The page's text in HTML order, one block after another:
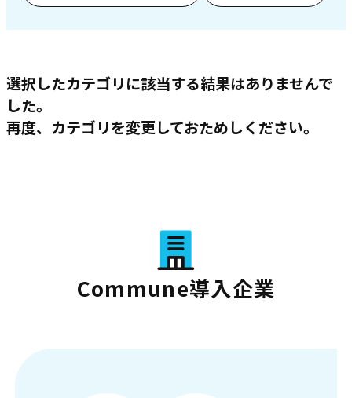
選択したカテゴリに該当する結果はありませんで
した。
再度、カテゴリを変更しておためしください。
Commune導入企業